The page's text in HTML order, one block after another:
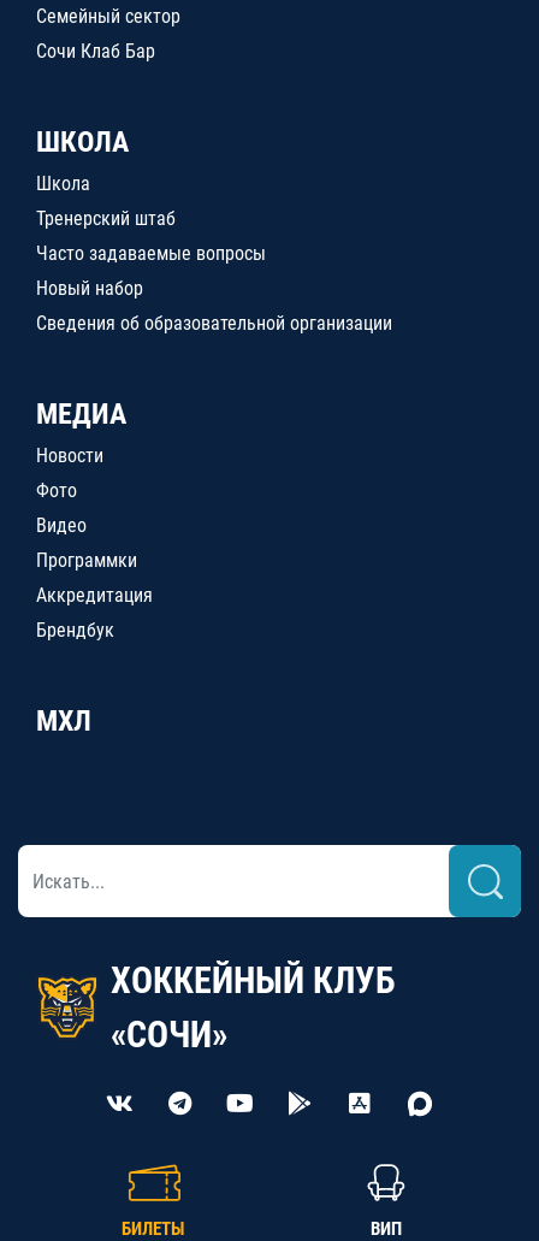
Семейный сектор
Сочи Клаб Бар
ШКОЛА
Школа
Тренерский штаб
Часто задаваемые вопросы
Новый набор
Сведения об образовательной организации
МЕДИА
Новости
Фото
Видео
Программки
Аккредитация
Брендбук
МХЛ
ХОККЕЙНЫЙ КЛУБ
«СОЧИ»
БИЛЕТЫ ВИП